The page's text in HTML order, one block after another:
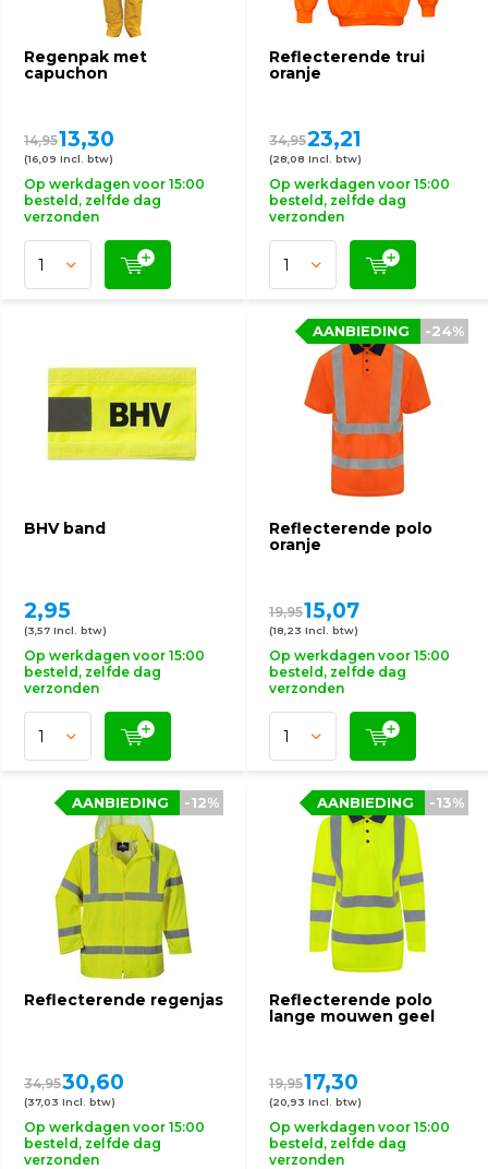
Regenpak met
capuchon
14,9513,30
(16,09 Incl. btw)
Op werkdagen voor 15:00
besteld, zelfde dag
verzonden
Reflecterende trui
oranje
34,9523,21
(28,08 Incl. btw)
Op werkdagen voor 15:00
besteld, zelfde dag
verzonden
BHV band
2,95
(3,57 Incl. btw)
Op werkdagen voor 15:00
besteld, zelfde dag
verzonden
Reflecterende polo
oranje
-24%
AANBIEDING
19,9515,07
(18,23 Incl. btw)
Op werkdagen voor 15:00
besteld, zelfde dag
verzonden
Reflecterende regenjas
-12%
AANBIEDING
34,9530,60
(37,03 Incl. btw)
Op werkdagen voor 15:00
besteld, zelfde dag
verzonden
Reflecterende polo
lange mouwen geel
-13%
AANBIEDING
19,9517,30
(20,93 Incl. btw)
Op werkdagen voor 15:00
besteld, zelfde dag
verzonden